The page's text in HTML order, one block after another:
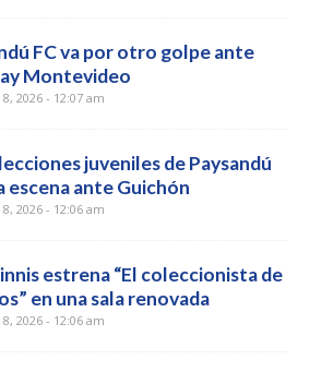
FC va por otro golpe ante
Montevideo
2026 - 12:07 am
juveniles de Paysandú
escena ante Guichón
2026 - 12:06 am
estrena “El coleccionista de
en una sala renovada
2026 - 12:06 am